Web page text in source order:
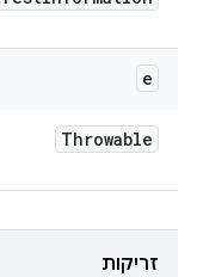
e
Throwable
זריקות